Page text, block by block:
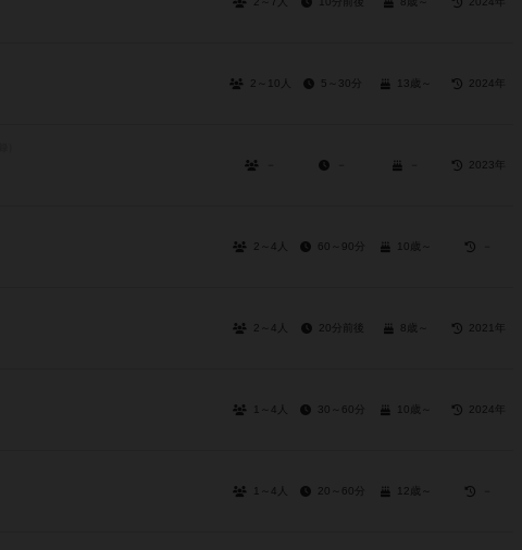
2～10人 5～30分 13歳～ 2024年
2023年
2～4人 60～90分 10歳～
2～4人 20分前後 8歳～ 2021年
1～4人 30～60分 10歳～ 2024年
1～4人 20～60分 12歳～